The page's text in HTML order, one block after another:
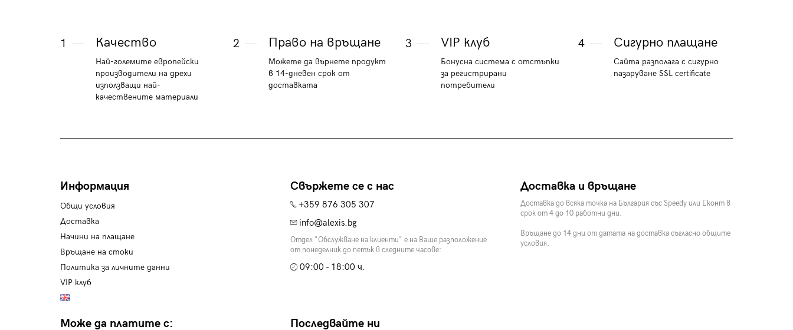
1 Качество
Най-големите европейски
производители на дрехи
използващи най-
качествените материали
2 Право на връщане
Можете да върнете продукт
в 14-дневен срок от
доставката
3 VIP клуб
Бонусна система с отстъпки
за регистрирани
потребители
4 Сигурно плащане
Сайта разполага с сигурно
пазаруване SSL certificate
Информация
Общи условия
Доставка
Начини на плащане
Връщане на стоки
Политика за личните данни
VIP клуб
Свържете се с нас
+359 876 305 307
info@alexis.bg
Отдел "Обслужване на клиенти" е на Ваше разположение
от понеделник до петък в следните часове:
09:00 - 18:00 ч.
Доставка и връщане
Доставка до всяка точка на България със Speedy или Еконт в
срок от 4 до 10 работни дни.
Връщане до 14 дни от датата на доставка съгласно общите
условия.
Може да платите с: Последвайте ни